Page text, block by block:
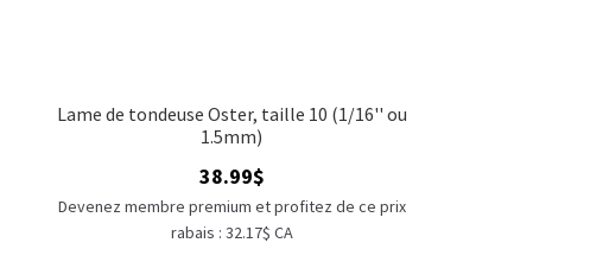
Lame de tondeuse Oster, taille 10 (1/16'' ou
1.5mm)
38.99$
Devenez membre premium et profitez de ce prix
rabais : 32.17$ CA